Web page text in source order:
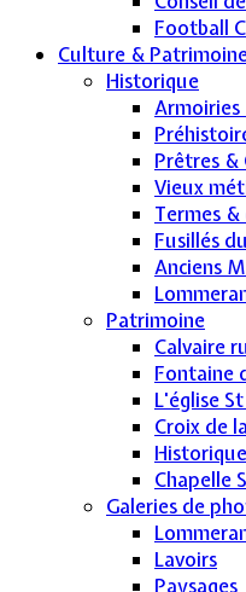
Football
Culture &
Historique
Prêtres &
Vieux
Termes
Fusillés
Anciens
Patrimoine
Calvaire
Fontaine
L'église
Croix de
Chapelle
Galeries de
Lavoirs
Paysages